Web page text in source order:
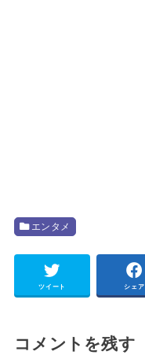
エンタメ
ツイート シェア
コメントを残す